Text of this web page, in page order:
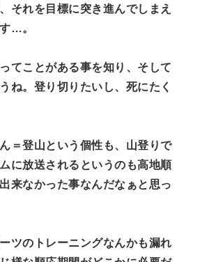
それを目標に突き進んでしまえ
…。
てことがある事を知り、そして
ね。登り切りたいし、死にたく
＝登山という個性も、山登りで
に放送されるというのも高地順
来なかった事なんだなぁと思っ
ツのトレーニングなんかも漏れ